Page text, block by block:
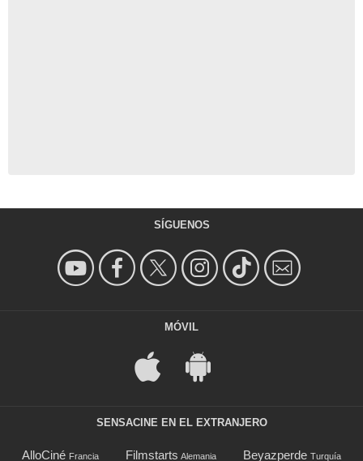
SÍGUENOS
MÓVIL
SENSACINE EN EL EXTRANJERO
AlloCiné Francia Filmstarts Alemania Beyazperde Turquía